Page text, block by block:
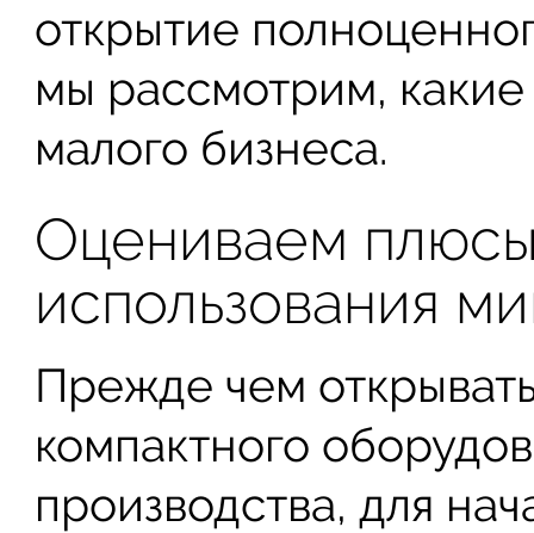
открытие
мы рассмотрим,
малого бизнеса.
Оцениваем
использования
Прежде чем
компактного
производства, для